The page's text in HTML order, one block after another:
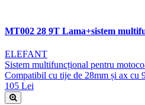
MT002 28 9T Lama+sistem
ELEFANT
Sistem multifuncțional pentru
Compatibil cu tije de 28mm și ax cu
105 Lei